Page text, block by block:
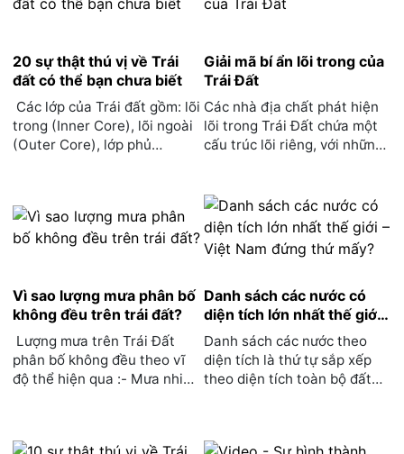
20 sự thật thú vị về Trái
đất có thể bạn chưa biết
Các lớp của Trái đất gồm: lõi
trong (Inner Core), lõi ngoài
(Outer Core), lớp phủ
Giải mã bí ẩn lõi trong của
Trái Đất
Các nhà địa chất phát hiện
lõi trong Trái Đất chứa một
cấu trúc lõi riêng, với những
Vì sao lượng mưa phân bố
không đều trên trái đất?
Lượng mưa trên Trái Đất
phân bố không đều theo vĩ
độ thể hiện qua :- Mưa nhiều
Danh sách các nước có
diện tích lớn nhất thế giới –
Việt Nam đứng thứ mấy?
Danh sách các nước theo
diện tích là thứ tự sắp xếp
theo diện tích toàn bộ đất